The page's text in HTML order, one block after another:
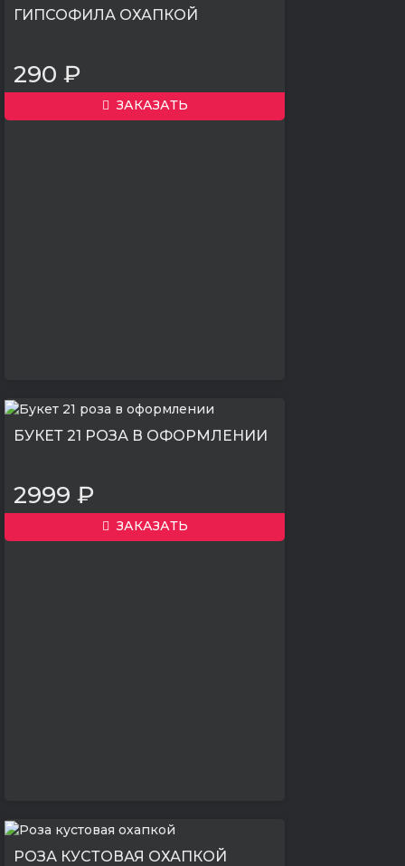
ГИПСОФИЛА ОХАПКОЙ
290 ₽
ЗАКАЗАТЬ
БУКЕТ 21 РОЗА В ОФОРМЛЕНИИ
2999 ₽
ЗАКАЗАТЬ
РОЗА КУСТОВАЯ ОХАПКОЙ